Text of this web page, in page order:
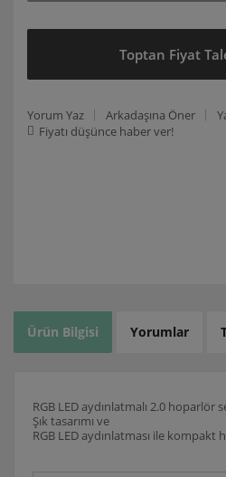
Toptan Fiyat
Yorum Yaz Arkadaşına Öner
Fiyatı düşünce haber ver!
Ürün Bilgisi Yorumlar
RGB LED aydınlatmalı 2.0 hoparlör
Şık tasarımı ve
RGB LED aydınlatması ile kompakt